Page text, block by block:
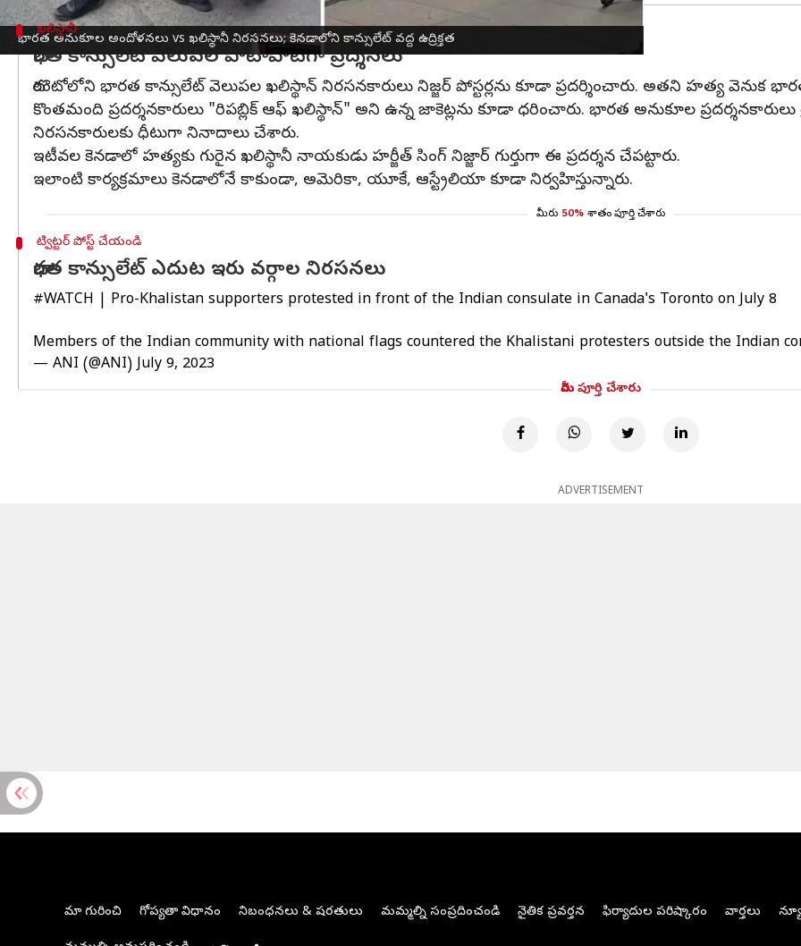
భారత అనుకూల అందోళనలు vs ఖలిస్థానీ నిరసనలు; కెనడాలోని కాన్సులేట్ వద్ద ఉద్రిక్తత
ఖలిస్థానీ
భారత కాన్సులేట్ వెలుపల పోటాపోటీగా ప్రద్శనలు
టొరంటోలోని భారత కాన్సులేట్ వెలుపల ఖలిస్థాన్ నిరసనకారులు నిజ్జర్ పోస్టర్లను కూడా ప్రదర్శించారు. అతని హత్య వెనుక
కొంతమంది ప్రదర్శనకారులు "రిపబ్లిక్ ఆఫ్ ఖలిస్థాన్" అని ఉన్న జాకెట్లను కూడా ధరించారు. భారత అనుకూల ప్రదర్శనకారులు
నిరసనకారులకు ధీటుగా నినాదాలు చేశారు.
ఇటీవల కెనడాలో హత్యకు గురైన ఖలిస్థానీ నాయకుడు హర్జీత్ సింగ్ నిజ్జార్ గుర్తుగా ఈ ప్రదర్శన చేపట్టారు.
ఇలాంటి కార్యక్రమాలు కెనడాలోనే కాకుండా, అమెరికా, యూకే, ఆస్ట్రేలియా కూడా నిర్వహిస్తున్నారు.
మీరు 50% శాతం పూర్తి చేశారు
ట్విట్టర్ పోస్ట్ చేయండి
భారత కాన్సులేట్ ఎదుట ఇరు వర్గాల నిరసనలు
#WATCH | Pro-Khalistan supporters protested in front of the Indian consulate in Canada's Toronto on July 8
Members of the Indian community with national flags countered the Khalistani protesters outside the Indian
— ANI (@ANI)July 9, 2023
మీరు పూర్తి చేశారు
ADVERTISEMENT
మా గురించి గోప్యతా విధానం నిబంధనలు & షరతులు మమ్మల్ని సంప్రదించండి నైతిక ప్రవర్తన ఫిర్యాదుల పరిష్కారం వార్తలు